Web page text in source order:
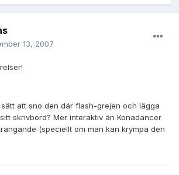
13, 2007
att sno den där flash-grejen och lägga
skrivbord? Mer interaktiv än Konadancer
(speciellt om man kan krympa den